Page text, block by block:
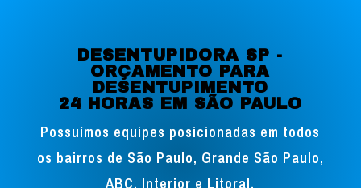
DESENTUPIDORA SP -
ORÇAMENTO PARA
DESENTUPIMENTO
24 HORAS EM SÃO PAULO
Possuímos equipes posicionadas em todos
os bairros de São Paulo, Grande São Paulo,
ABC, Interior e Litoral.